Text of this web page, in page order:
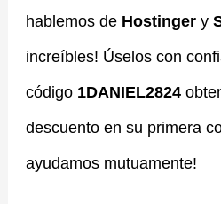
hablemos de Hostingery
increíbles! Úselos con
código 1DANIEL2824
descuento en su primera
ayudamos mutuamente!